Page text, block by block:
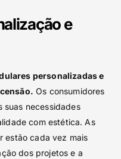
e
personalizadas e
Os consumidores
suas necessidades
com estética. As
estão cada vez mais
dos projetos e a